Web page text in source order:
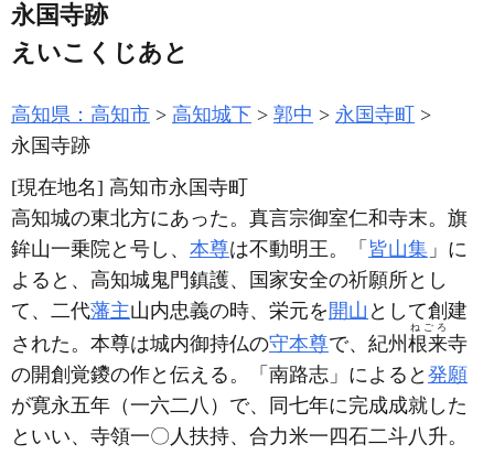
永国寺跡
えいこくじあと
高知県：高知市 高知城下 郭中
永国寺町
永国寺跡
[現在地名] 高知市永国寺町
高知城の東北方にあった。真言宗御室仁和寺末。旗
鉾山一乗院と号し、 本尊は不動明王。「 皆山集 」に
よると、高知城鬼門鎮護、国家安全の祈願所とし
て、二代藩主山内忠義の時、栄元を 開山 として創建
された。本尊は城内御持仏の守本尊で、紀州 根来
ねごろ
寺
の開創覚鑁の作と伝える。「南路志」によると 発願
が寛永五年 （一六二八） で、同七年に完成成就した
といい、寺領一〇人扶持、合力米一四石二斗八升。